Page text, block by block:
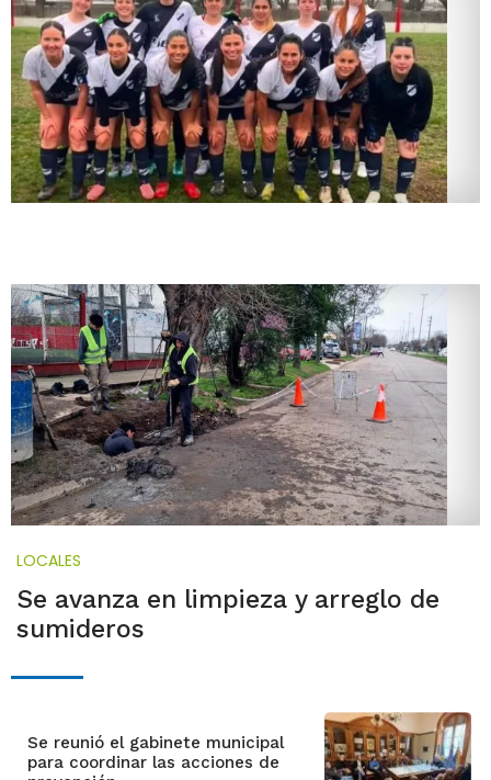
LOCALES
Se avanza en limpieza y arreglo de
sumideros
Se reunió el gabinete municipal
para coordinar las acciones de